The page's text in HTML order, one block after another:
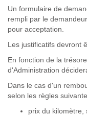
Un formulaire de
rempli par le
pour acceptation.
Les justificatifs devront
En fonction de la
d'Administration
Dans le cas d'un
selon les règles
prix du kilomètre,